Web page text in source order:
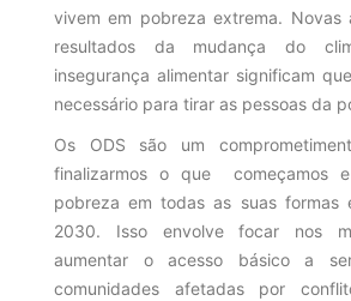
vivem em pobreza extrema. Novas
resultados da mudança do
insegurança alimentar significam
necessário para tirar as pessoas da
Os ODS são um
finalizarmos o que começamos
pobreza em todas as suas formas
2030. Isso envolve focar nos
aumentar o acesso básico a
comunidades afetadas por